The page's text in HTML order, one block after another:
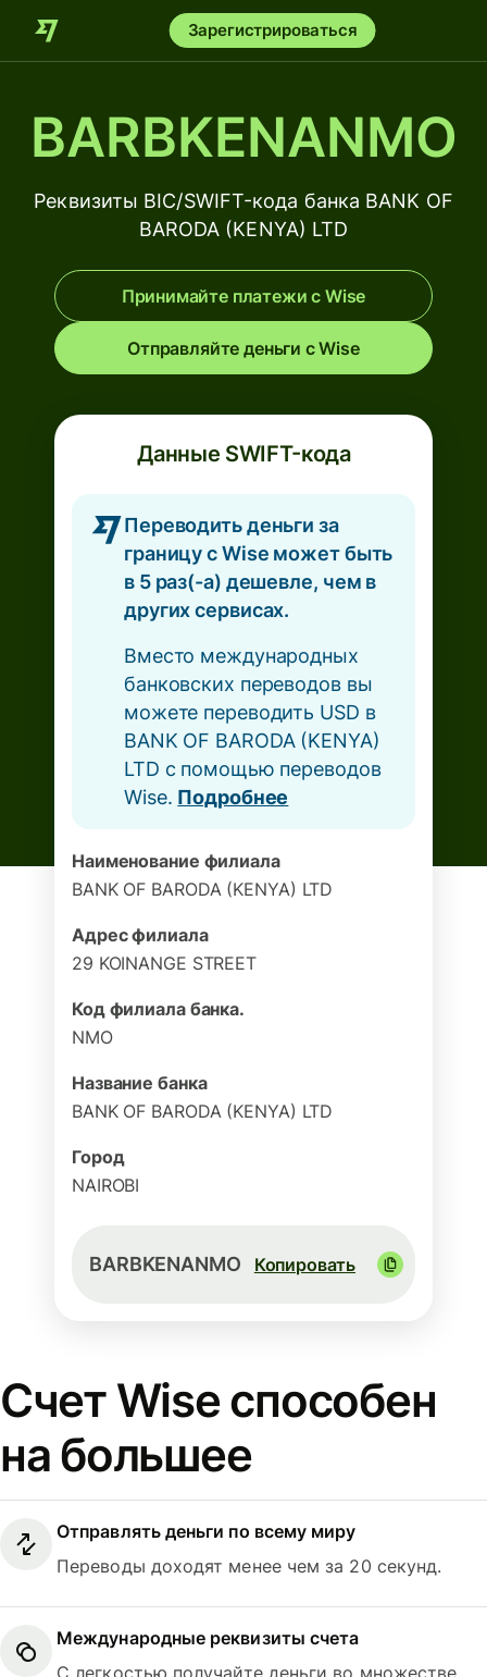
Зарегистрироваться
BARBKENANMO
Реквизиты BIC/SWIFT-кода банка BANK OF
BARODA (KENYA) LTD
Принимайте платежи с Wise
Отправляйте деньги с Wise
Данные SWIFT-кода
Переводить деньги за
границу с Wise может быть
в 5 раз(-а) дешевле, чем в
других сервисах.
Вместо международных
банковских переводов вы
можете переводить USD в
BANK OF BARODA (KENYA)
LTD с помощью переводов
Wise. Подробнее
Наименование филиала
BANK OF BARODA (KENYA) LTD
Адрес филиала
29 KOINANGE STREET
Код филиала банка.
NMO
Название банка
BANK OF BARODA (KENYA) LTD
Город
NAIROBI
BARBKENANMO Копировать
Счет Wise способен
на большее
Отправлять деньги по всему миру
Переводы доходят менее чем за 20 секунд.
Международные реквизиты счета
С легкостью получайте деньги во множестве